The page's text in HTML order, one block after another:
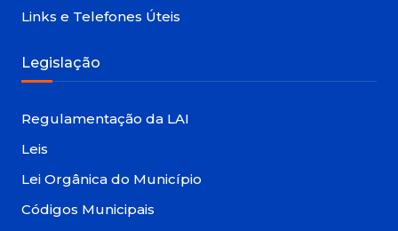
Links e Telefones Úteis
Legislação
Regulamentação da LAI
Leis
Lei Orgânica do Município
Códigos Municipais